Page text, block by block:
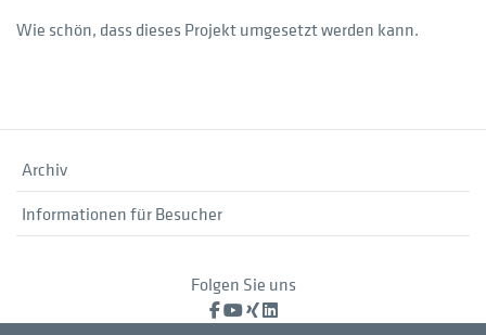
Wie schön, dass dieses Projekt umgesetzt werden kann.
Archiv
Informationen für Besucher
Folgen Sie uns
Facebook
YouTube
XINGLinkedIn